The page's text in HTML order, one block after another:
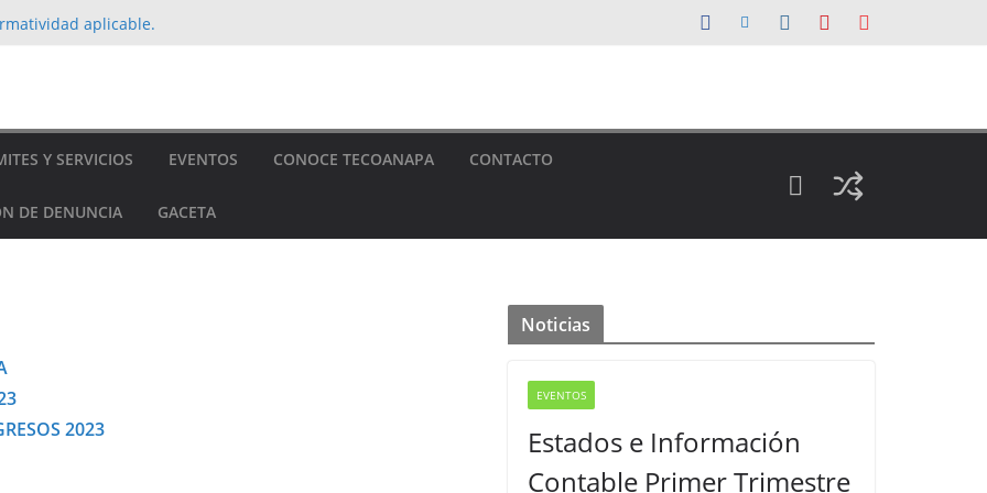
relativa a la deuda pública, en
aplicable.
DEL ESTADO DE GUERRERO
Y SERVICIOS EVENTOS CONOCE TECOANAPA CONTACTO
DE DENUNCIA GACETA
2023
Noticias
EVENTOS
Estados e Información
Contable Primer Trimestre